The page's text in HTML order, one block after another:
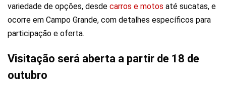
variedade de opções, desde carros e motos até sucatas, e
ocorre em Campo Grande, com detalhes específicos para
participação e oferta.
Visitação será aberta a partir de 18 de
outubro